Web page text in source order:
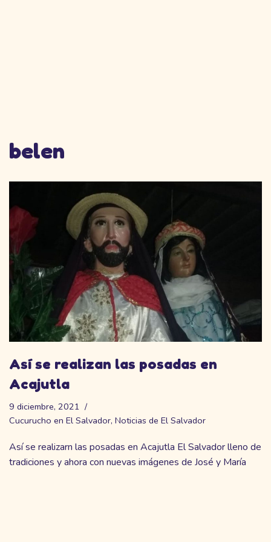
belen
Así se realizan las posadas en
Acajutla
9 diciembre, 2021
Cucurucho en El Salvador, Noticias de El Salvador
Así se realizarn las posadas en Acajutla El Salvador lleno de
tradiciones y ahora con nuevas imágenes de José y María